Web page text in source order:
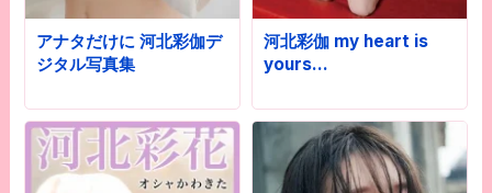
アナタだけに 河北彩伽デ
ジタル写真集
河北彩伽 my heart is
yours…